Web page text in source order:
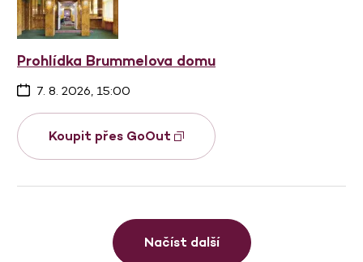
Prohlídka Brummelova domu
7. 8. 2026, 15:00
Koupit přes GoOut
Načíst další